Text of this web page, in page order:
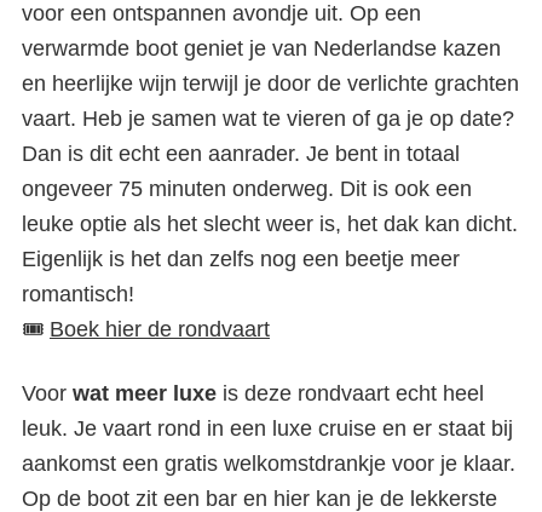
voor een ontspannen avondje uit. Op een
verwarmde boot geniet je van Nederlandse kazen
en heerlijke wijn terwijl je door de verlichte grachten
vaart. Heb je samen wat te vieren of ga je op date?
Dan is dit echt een aanrader. Je bent in totaal
ongeveer 75 minuten onderweg. Dit is ook een
leuke optie als het slecht weer is, het dak kan dicht.
Eigenlijk is het dan zelfs nog een beetje meer
romantisch!
🎟️ Boek hier de rondvaart
Voor wat meer luxe is deze rondvaart echt heel
leuk. Je vaart rond in een luxe cruise en er staat bij
aankomst een gratis welkomstdrankje voor je klaar.
Op de boot zit een bar en hier kan je de lekkerste